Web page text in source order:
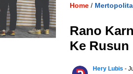
Home /
Rano
Ke Rusun
Hery Lubis -